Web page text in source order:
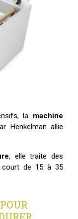
la machine
Henkelman allie
, elle traite des
court de 15 à 35